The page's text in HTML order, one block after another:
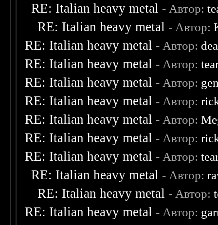
RE: Italian heavy metal - Автор:
RE: Italian heavy metal - Автор:
RE: Italian heavy metal - Автор:
RE: Italian heavy metal - Автор:
RE: Italian heavy metal - Автор:
RE: Italian heavy metal - Автор:
RE: Italian heavy metal - Автор:
RE: Italian heavy metal - Автор:
RE: Italian heavy metal - Автор:
RE: Italian heavy metal - Автор:
RE: Italian heavy metal - Автор:
RE: Italian heavy metal - Автор: